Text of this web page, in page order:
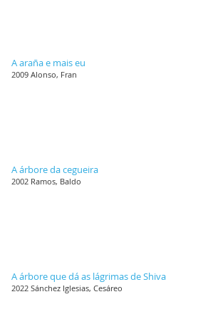
A araña e mais eu
2009 Alonso, Fran
A árbore da cegueira
2002 Ramos, Baldo
A árbore que dá as lágrimas de Shiva
2022 Sánchez Iglesias, Cesáreo